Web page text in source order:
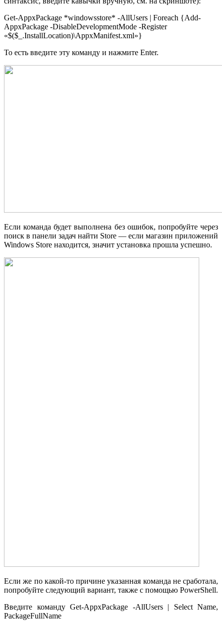
Get-AppxPackage *windowsstore* -AllUsers | Foreach {Add-
AppxPackage -DisableDevelopmentMode -Register
«$($_.InstallLocation)\AppxManifest.xml»}
То есть введите эту команду и нажмите Enter.
Если команда будет выполнена без ошибок, попробуйте через
поиск в панели задач найти Store — если магазин приложений
Windows Store находится, значит установка прошла успешно.
Если же по какой-то причине указанная команда не сработала,
попробуйте следующий вариант, также с помощью PowerShell.
Введите команду Get-AppxPackage -AllUsers | Select Name,
PackageFullName